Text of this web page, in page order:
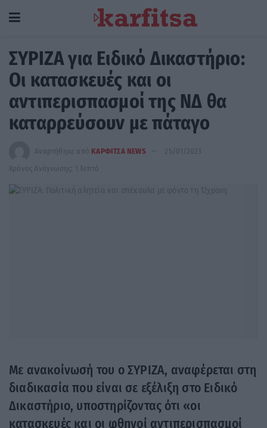
ΣΥΡΙΖΑ για Ειδικό Δικαστήριο:
Οι κατασκευές και οι
αντιπερισπασμοί της ΝΔ θα
καταρρεύσουν με πάταγο
Αναρτήθηκε από ΚΑΡΦΙΤΣΑ NEWS
25/01/2023
Χρόνος Ανάγνωσης: 1 λεπτό
Με ανακοίνωσή του ο ΣΥΡΙΖΑ, αναφέρεται στη
διαδικασία που είναι σε εξέλιξη στο Ειδικό
Δικαστήριο, υποστηρίζοντας ότι «οι
κατασκευές και οι φθηνοί αντιπερισπασμοί